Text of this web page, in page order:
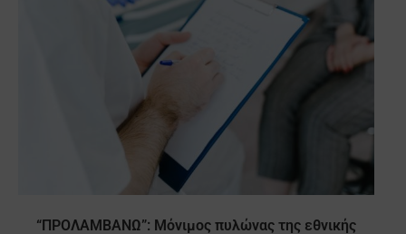
“ΠΡΟΛΑΜΒΑΝΩ”: Μόνιμος πυλώνας της εθνικής